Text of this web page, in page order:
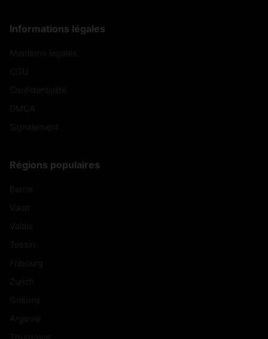
Informations légales
Régions populaires